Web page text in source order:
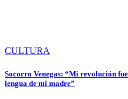
CULTURA
Socorro Venegas: “Mi revolución
lengua de mi madre”